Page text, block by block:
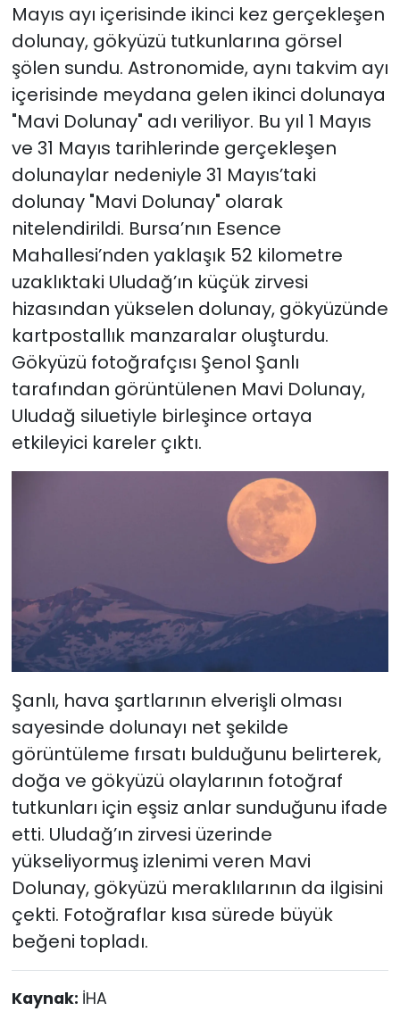
Mayıs ayı içerisinde ikinci kez gerçekleşen
dolunay, gökyüzü tutkunlarına görsel
şölen sundu. Astronomide, aynı takvim ayı
içerisinde meydana gelen ikinci dolunaya
"Mavi Dolunay" adı veriliyor. Bu yıl 1 Mayıs
ve 31 Mayıs tarihlerinde gerçekleşen
dolunaylar nedeniyle 31 Mayıs’taki
dolunay "Mavi Dolunay" olarak
nitelendirildi. Bursa’nın Esence
Mahallesi’nden yaklaşık 52 kilometre
uzaklıktaki Uludağ’ın küçük zirvesi
hizasından yükselen dolunay, gökyüzünde
kartpostallık manzaralar oluşturdu.
Gökyüzü fotoğrafçısı Şenol Şanlı
tarafından görüntülenen Mavi Dolunay,
Uludağ siluetiyle birleşince ortaya
etkileyici kareler çıktı.
Şanlı, hava şartlarının elverişli olması
sayesinde dolunayı net şekilde
görüntüleme fırsatı bulduğunu belirterek,
doğa ve gökyüzü olaylarının fotoğraf
tutkunları için eşsiz anlar sunduğunu ifade
etti. Uludağ’ın zirvesi üzerinde
yükseliyormuş izlenimi veren Mavi
Dolunay, gökyüzü meraklılarının da ilgisini
çekti. Fotoğraflar kısa sürede büyük
beğeni topladı.
Kaynak: İHA